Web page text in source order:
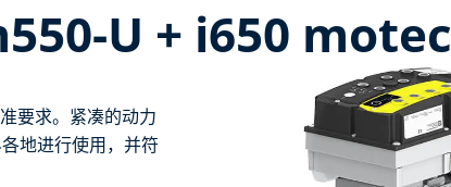
U + i650 motec
要求。紧凑的动力
地进行使用，并符